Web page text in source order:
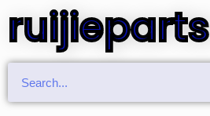
ruijieparts